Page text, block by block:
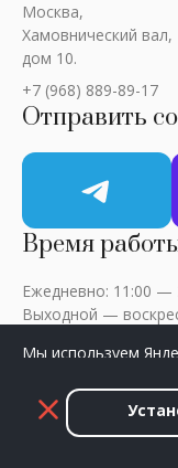
Москва,
Хамовнический вал,
дом 10.
+7 (968) 889-89-17
Отправить
Время
Ежедневно: 11:00 —
Выходной —
ART-CRITIC ©
Мы используем
разрешить сбор